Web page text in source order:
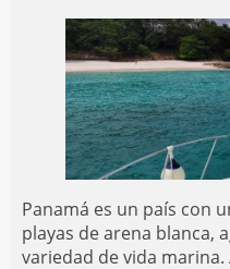
Panamá es un país con
playas de arena blanca,
variedad de vida